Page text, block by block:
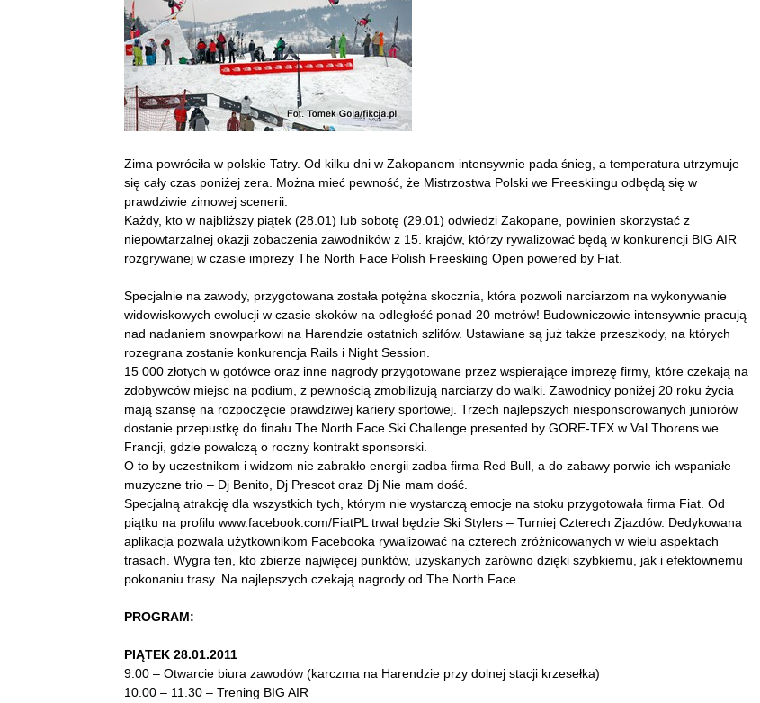
Zima powróciła w polskie Tatry. Od kilku dni w Zakopanem intensywnie pada śnieg, a temperatura utrzymuje
się cały czas poniżej zera. Można mieć pewność, że Mistrzostwa Polski we Freeskiingu odbędą się w
prawdziwie zimowej scenerii.
Każdy, kto w najbliższy piątek (28.01) lub sobotę (29.01) odwiedzi Zakopane, powinien skorzystać z
niepowtarzalnej okazji zobaczenia zawodników z 15. krajów, którzy rywalizować będą w konkurencji BIG AIR
rozgrywanej w czasie imprezy The North Face Polish Freeskiing Open powered by Fiat.
Specjalnie na zawody, przygotowana została potężna skocznia, która pozwoli narciarzom na wykonywanie
widowiskowych ewolucji w czasie skoków na odległość ponad 20 metrów! Budowniczowie intensywnie pracują
nad nadaniem snowparkowi na Harendzie ostatnich szlifów. Ustawiane są już także przeszkody, na których
rozegrana zostanie konkurencja Rails i Night Session.
15 000 złotych w gotówce oraz inne nagrody przygotowane przez wspierające imprezę firmy, które czekają na
zdobywców miejsc na podium, z pewnością zmobilizują narciarzy do walki. Zawodnicy poniżej 20 roku życia
mają szansę na rozpoczęcie prawdziwej kariery sportowej. Trzech najlepszych niesponsorowanych juniorów
dostanie przepustkę do finału The North Face Ski Challenge presented by GORE-TEX w Val Thorens we
Francji, gdzie powalczą o roczny kontrakt sponsorski.
O to by uczestnikom i widzom nie zabrakło energii zadba firma Red Bull, a do zabawy porwie ich wspaniałe
muzyczne trio – Dj Benito, Dj Prescot oraz Dj Nie mam dość.
Specjalną atrakcję dla wszystkich tych, którym nie wystarczą emocje na stoku przygotowała firma Fiat. Od
piątku na profilu www.facebook.com/FiatPL trwał będzie Ski Stylers – Turniej Czterech Zjazdów. Dedykowana
aplikacja pozwala użytkownikom Facebooka rywalizować na czterech zróżnicowanych w wielu aspektach
trasach. Wygra ten, kto zbierze najwięcej punktów, uzyskanych zarówno dzięki szybkiemu, jak i efektownemu
pokonaniu trasy. Na najlepszych czekają nagrody od The North Face.
PROGRAM:
PIĄTEK 28.01.2011
9.00 – Otwarcie biura zawodów (karczma na Harendzie przy dolnej stacji krzesełka)
10.00 – 11.30 – Trening BIG AIR